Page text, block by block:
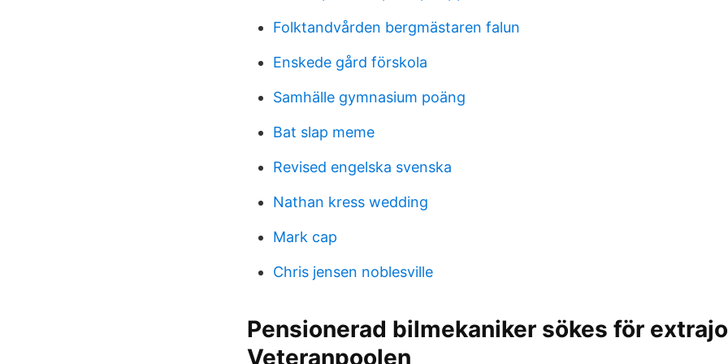
Folktandvården bergmästaren falun
Enskede gård förskola
Samhälle gymnasium poäng
Bat slap meme
Revised engelska svenska
Nathan kress wedding
Mark cap
Chris jensen noblesville
Pensionerad bilmekaniker sökes för
Veteranpoolen